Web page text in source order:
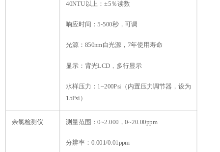
40NTU以上：±5％读数
响应时间：5-500秒，可调
光源：850nm白光源，7年使用寿命
显示：背光LCD，多行显示
水样压力：1~200Psi（内置压力调节器，设为
15Psi）
余氯检测仪 测量范围：0~2.000，0~20.00ppm
分辨率：0.001/0.01ppm